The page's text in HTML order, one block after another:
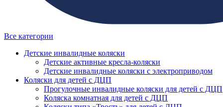
Все категории
Детские инвалидные коляски
Детские активные кресла-коляски
Детские инвалидные коляски с электроприводом
Коляски для детей с ДЦП
Прогулочные инвалидные коляски для детей с ДЦП
Коляска комнатная для детей с ДЦП